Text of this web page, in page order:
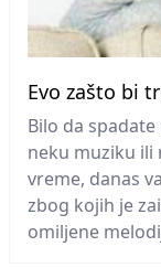
Evo zašto bi
Bilo da
neku muziku ili
vreme, danas
zbog kojih je
omiljene